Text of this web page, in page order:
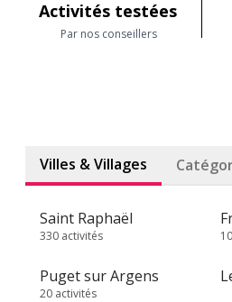
Activités testées
Par nos conseillers
Villes & Villages
Saint Raphaël
330 activités
Puget sur Argens
20 activités